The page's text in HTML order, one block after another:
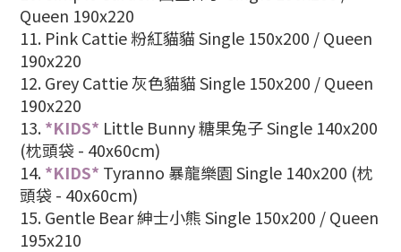
Queen 190x220
11. Pink Cattie 粉紅貓貓Single 150x200 / Queen
190x220
12. GreyCattie 灰色貓貓Single 150x200 / Queen
190x220
13.*KIDS* Little Bunny 糖果兔子Single 140x200
(枕頭袋 - 40x60cm)
14.*KIDS* Tyranno 暴龍樂園Single 140x200 (枕
頭袋 - 40x60cm)
15. Gentle Bear 紳士小熊Single 150x200 / Queen
195x210